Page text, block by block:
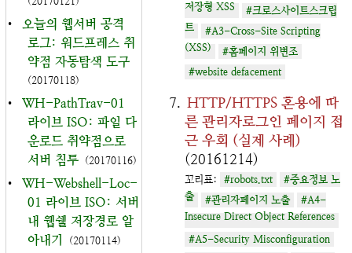
•
오늘의 웹서버 공격
로그: 워드프레스 취
약점 자동탐색 도구
(20170118)
•
WH-PathTrav-01
라이브 ISO: 파일 다
운로드 취약점으로
서버 침투 (20170116)
•
WH-Webshell-Loc-
01 라이브 ISO: 서버
내 웹쉘 저장경로 알
아내기
(20170114)
저장형 XSS #크로스사이트스크립
트 #A3-Cross-Site Scripting
(XSS)
#홈페이지 위변조
#website defacement
HTTP/HTTPS 혼용에 따
른 관리자로그인 페이지 접
근 우회 (실제 사례)
(20161214)
꼬리표: #robots.txt #중요정보 노
출 #관리자페이지 노출 #A4-
Insecure Direct Object References
#A5-Security Misconfiguration